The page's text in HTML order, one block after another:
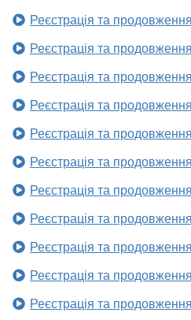
Реєстрація та
Реєстрація та
Реєстрація та
Реєстрація та
Реєстрація та
Реєстрація та
Реєстрація та
Реєстрація та
Реєстрація та
Реєстрація та
Реєстрація та